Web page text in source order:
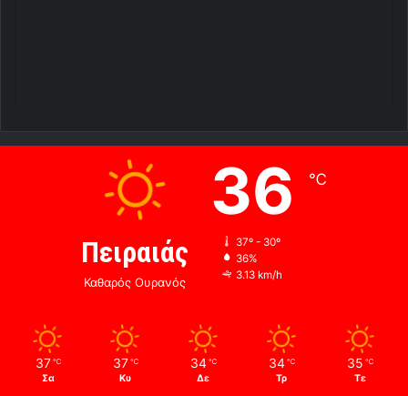
Πειραιάς
Καθαρός Ουρανός
36 ℃
37º - 30º
36%
3.13 km/h
37 ℃
Σα
37 ℃
Κυ
34 ℃
Δε
34 ℃
Τρ
35 ℃
Τε